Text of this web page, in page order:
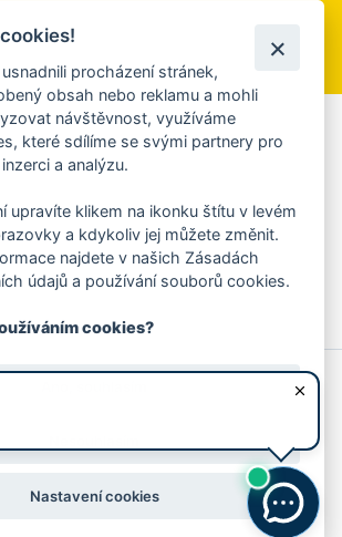
Přihlásit se k odběru
Mobilní rozhlas
do svého mobilu či mailu upozornění na
na kulturní a sportovní akce?
informací o aplikaci
Zlína
Prohlášení o používání cookies
procházení stránek,
obsah nebo reklamu a mohli
návštěvnost, využíváme
které sdílíme se svými partnery pro
a analýzu.
upravíte klikem na ikonku štítu v levém
a kdykoliv jej můžete změnit.
najdete v našich Zásadách
údajů a používání souborů cookies.
cookies?
Nastavení cookies